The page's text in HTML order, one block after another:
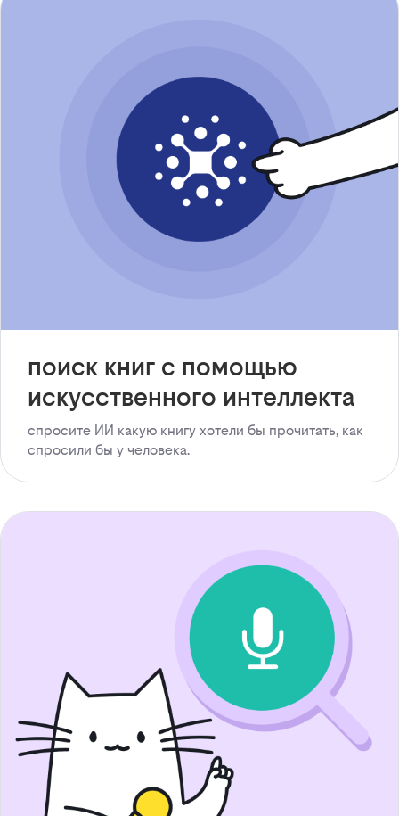
поиск книг с помощью
искусственного интеллекта
спросите ИИ какую книгу хотели бы прочитать, как
спросили бы у человека.